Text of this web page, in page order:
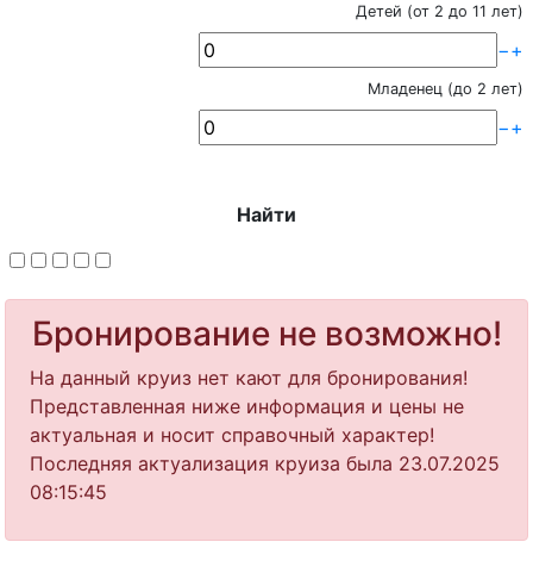
Детей (от 2 до 11 лет)
−+
Младенец (до 2 лет)
−+
Найти
Бронирование не возможно!
На данный круиз нет кают для бронирования!
Представленная ниже информация и цены не
актуальная и носит справочный характер!
Последняя актуализация круиза была 23.07.2025
08:15:45